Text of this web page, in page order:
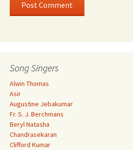
Song Singers
Alwin Thomas
Asir
Augustine Jebakumar
Fr. S. J. Berchmans
Beryl Natasha
Chandrasekaran
Clifford Kumar